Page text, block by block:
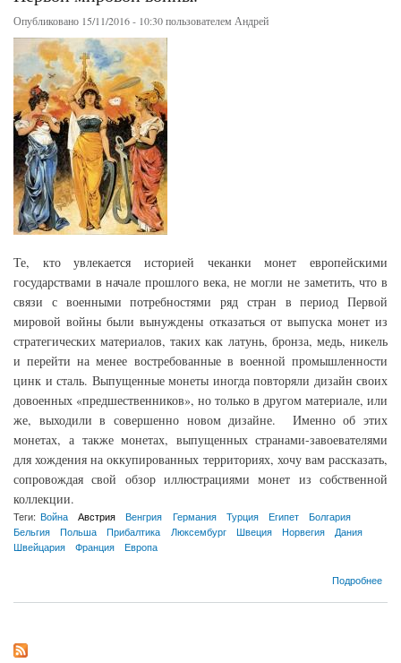
Опубликовано 15/11/2016 - 10:30 пользователем Андрей
Те, кто увлекается историей чеканки монет европейскими
государствами в начале прошлого века, не могли не заметить, что в
связи с военными потребностями ряд стран в период Первой
мировой войны были вынуждены отказаться от выпуска монет из
стратегических материалов, таких как латунь, бронза, медь, никель
и перейти на менее востребованные в военной промышленности
цинк и сталь. Выпущенные монеты иногда повторяли дизайн своих
довоенных «предшественников», но только в другом материале, или
же, выходили в совершенно новом дизайне. Именно об этих
монетах, а также монетах, выпущенных странами-завоевателями
для хождения на оккупированных территориях, хочу вам рассказать,
сопровождая свой обзор иллюстрациями монет из собственной
коллекции.
Теги: Война Австрия Венгрия Германия Турция Египет
Болгария
Бельгия
Польша Прибалтика Люксембург Швеция Норвегия
Дания
Швейцария
Франция Европа
Подробнее